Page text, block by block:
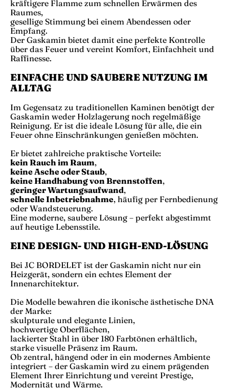
kräftigere Flamme zum schnellen Erwärmen des
Raumes,
gesellige Stimmung bei einem Abendessen oder
Empfang.
Der Gaskamin bietet damit eine perfekte Kontrolle
über das Feuer und vereint Komfort, Einfachheit und
Raffinesse.
EINFACHE UND SAUBERE NUTZUNG IM
ALLTAG
Im Gegensatz zu traditionellen Kaminen benötigt der
Gaskamin weder Holzlagerung noch regelmäßige
Reinigung. Er ist die ideale Lösung für alle, die ein
Feuer ohne Einschränkungen genießen möchten.
Er bietet zahlreiche praktische Vorteile:
kein Rauch im Raum,
keine Asche oder Staub,
keine Handhabung von Brennstoffen,
geringer Wartungsaufwand,
schnelle Inbetriebnahme, häufig per Fernbedienung
oder Wandsteuerung.
Eine moderne, saubere Lösung – perfekt abgestimmt
auf heutige Lebensstile.
EINE DESIGN- UND HIGH-END-LÖSUNG
Bei JC BORDELET ist der Gaskamin nicht nur ein
Heizgerät, sondern ein echtes Element der
Innenarchitektur.
Die Modelle bewahren die ikonische ästhetische DNA
der Marke:
skulpturale und elegante Linien,
hochwertige Oberflächen,
lackierter Stahl in über 180 Farbtönen erhältlich,
starke visuelle Präsenz im Raum.
Ob zentral, hängend oder in ein modernes Ambiente
integriert – der Gaskamin wird zu einem prägenden
Element Ihrer Einrichtung und vereint Prestige,
Modernität und Wärme.